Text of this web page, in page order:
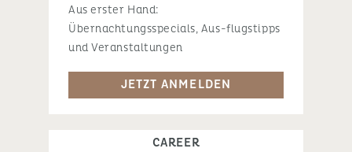
Aus erster Hand:
Übernachtungsspecials, Aus-flugstipps
und Veranstaltungen
JETZT ANMELDEN
CAREER